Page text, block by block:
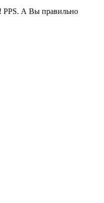
PPS. А Вы правильно